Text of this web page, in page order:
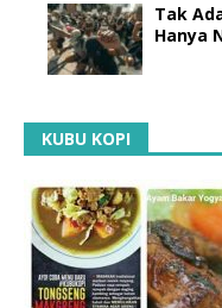
Tak
Hanya
KUBU KOPI